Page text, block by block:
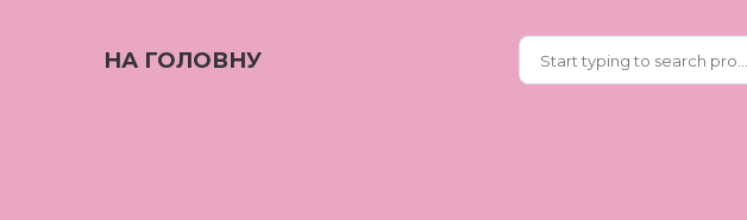
НА ГОЛОВНУ